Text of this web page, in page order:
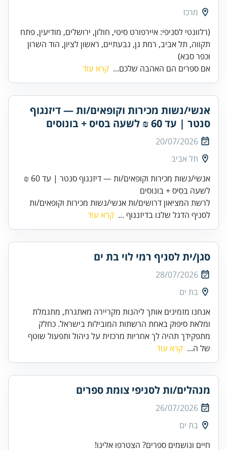
מרכז
(רלוונטי לסניפי: איירפורט סיטי, חולון, ירושלים, מודיעין, פתח
תקווה, תל אביב, רמת גן, גבעתיים, ראשון לציון, הוד השרון
וכפר סבא)
אם ספרים הם האהבה שלכם... קרא עוד
אנשי/נשות מכירות וקופאים/ות — דיזנגוף
סנטר | עד 60 ₪ לשעה בסיס + בונוסים
20/07/2026
תל אביב
אנשי/נשות מכירות וקופאים/ות — דיזנגוף סנטר | עד 60 ₪
לשעה בסיס + בונוסים
לרשת המציאון דרושים/ות אנשי/נשות מכירות וקופאים/ות
לסניף הדגל שלנו בדיזנגוף ... קרא עוד
סגן/ית לסניף רמי לוי בת ים
28/07/2026
בת ים
אנחנו מזמינים אותך ליהנות מקריירה מאתגרת, מתגמלת
ומלאת סיפוק באחת הרשתות המובילות בישראל. כחלק
מתפקידך תהיה לך אחריות מרכזית על ניהול ותפעול שוטף
של ה... קרא עוד
מנהלים/ות לסניפי צומת ספרים
26/07/2026
בת ים